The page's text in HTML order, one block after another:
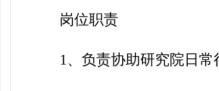
岗位职责
1、负责协助研究院日常